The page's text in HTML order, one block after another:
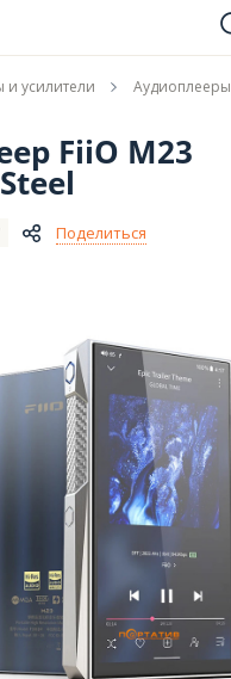
(096)
(044)
и усилители
Аудиоплееры
FiiO M23
Поделиться